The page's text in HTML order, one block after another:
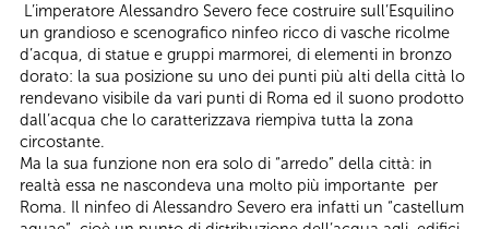
L’imperatore Alessandro Severo fece costruire sull’Esquilino
un grandioso e scenografico ninfeo ricco di vasche ricolme
d’acqua, di statue e gruppi marmorei, di elementi in bronzo
dorato: la sua posizione su uno dei punti più alti della città lo
rendevano visibile da vari punti di Roma ed il suono prodotto
dall’acqua che lo caratterizzava riempiva tutta la zona
circostante.
Ma la sua funzione non era solo di “arredo” della città: in
realtà essa ne nascondeva una molto più importante per
Roma. Il ninfeo di Alessandro Severo era infatti un “castellum